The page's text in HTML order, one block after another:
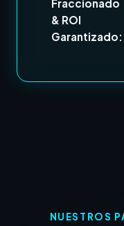
Fraccionado
& ROI
Garantizado:
NUESTROS